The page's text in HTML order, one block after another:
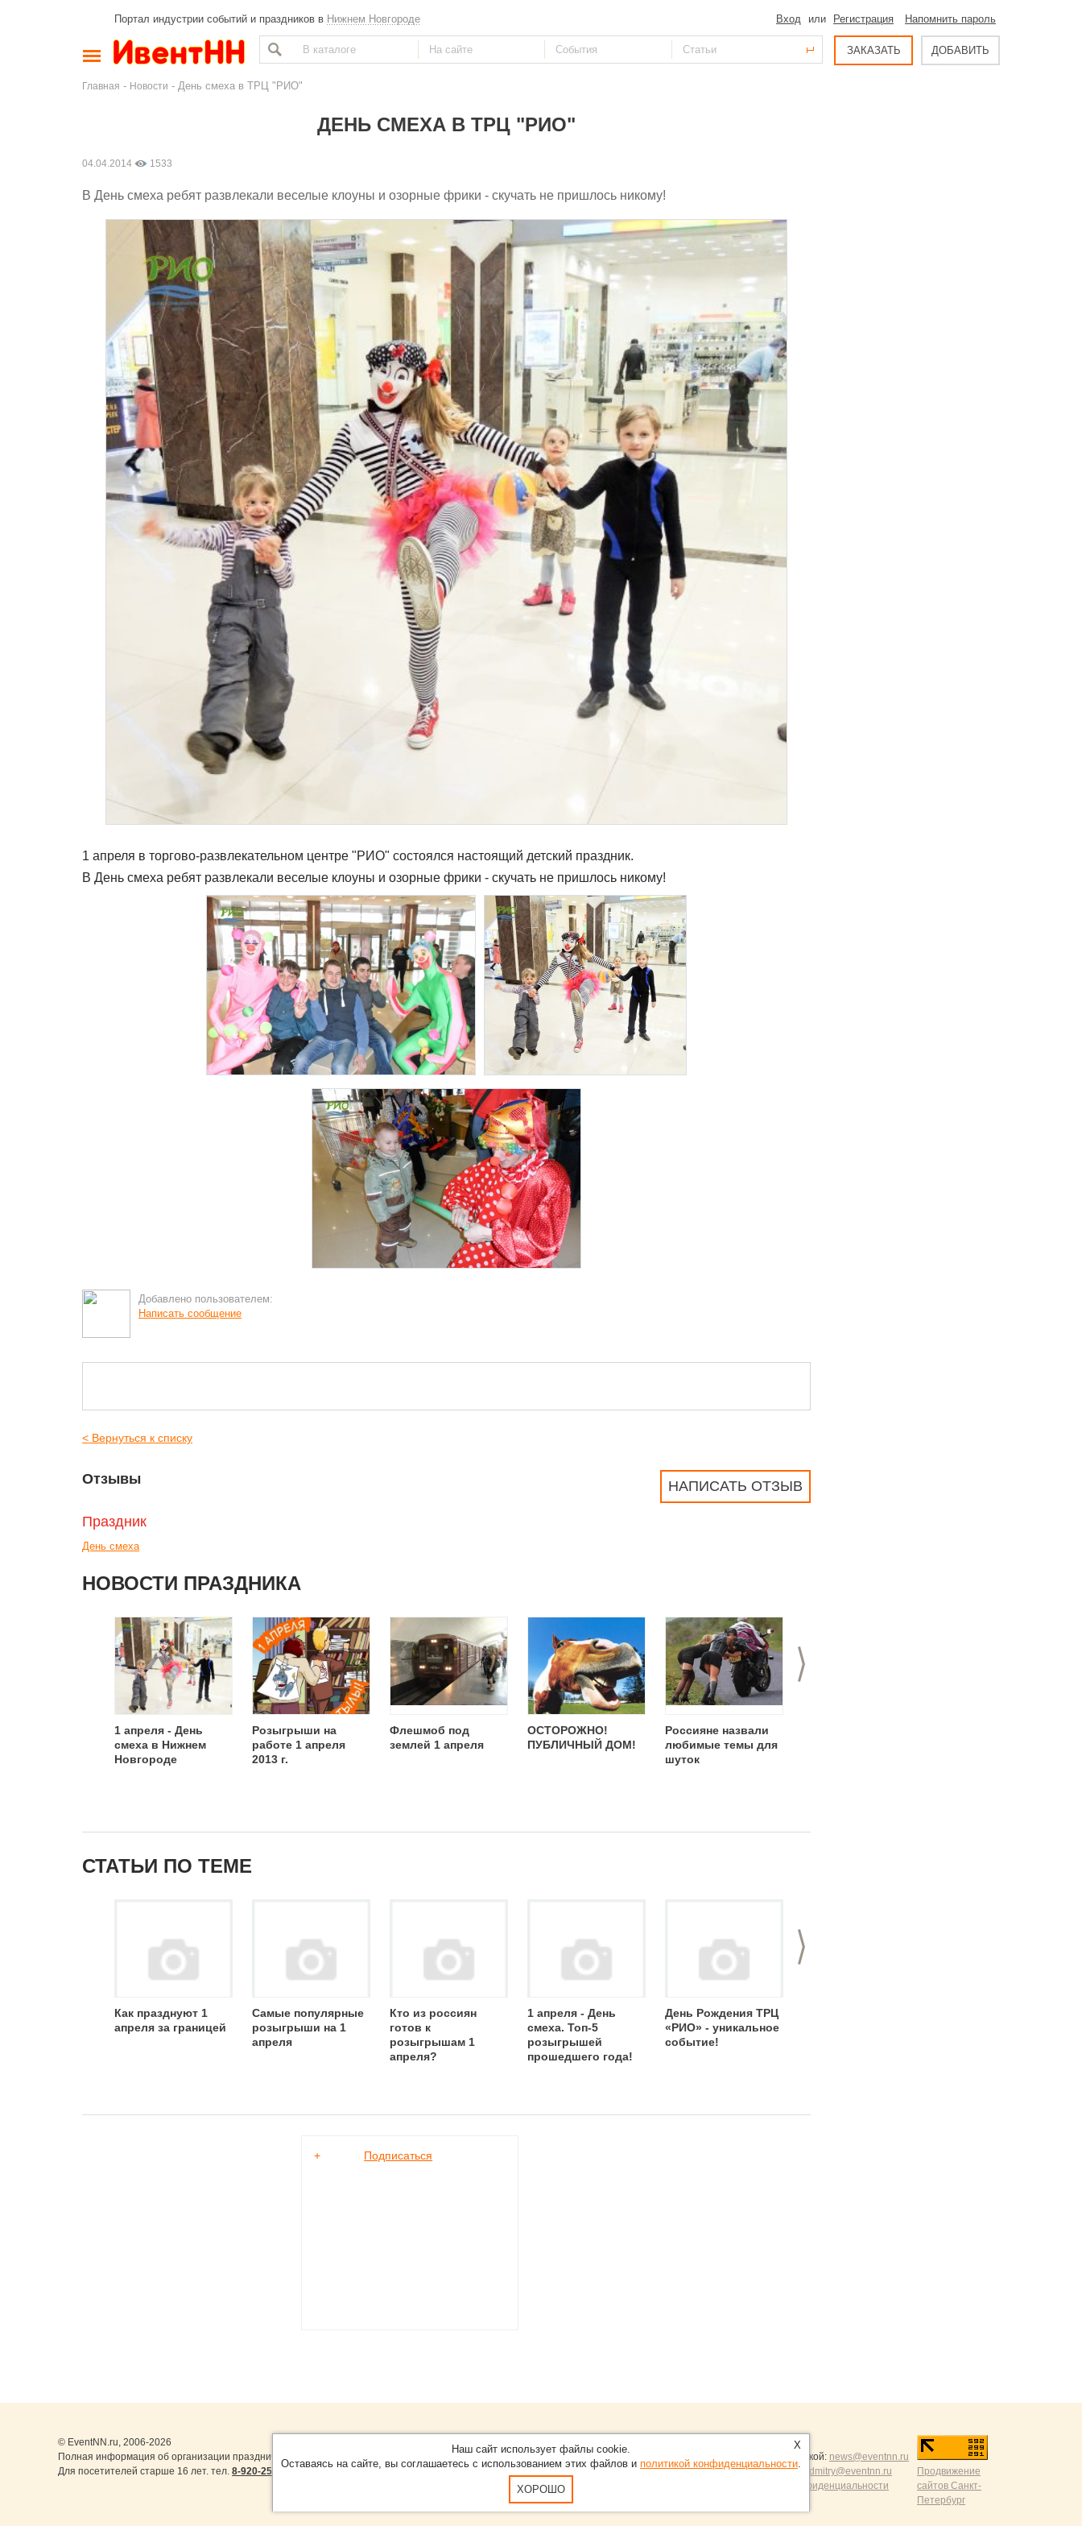
Портал индустрии событий и праздников в Нижнем Новгороде Вход или Регистрация Напомнить пароль
ЗАКАЗАТЬ ДОБАВИТЬ
Главная - Новости - День смеха в ТРЦ "РИО"
ДЕНЬ СМЕХА В ТРЦ "РИО"
04.04.2014 1533
В День смеха ребят развлекали веселые клоуны и озорные фрики - скучать не пришлось никому!
1 апреля в торгово-развлекательном центре "РИО" состоялся настоящий детский праздник.
В День смеха ребят развлекали веселые клоуны и озорные фрики - скучать не пришлось никому!
Добавлено пользователем:
Написать сообщение
< Вернуться к списку
НАПИСАТЬ ОТЗЫВ
Отзывы
Праздник
День смеха
НОВОСТИ ПРАЗДНИКА
>
1 апреля - День
смеха в Нижнем
Новгороде
Розыгрыши на
работе 1 апреля
2013 г.
Флешмоб под
землей 1 апреля
ОСТОРОЖНО!
ПУБЛИЧНЫЙ ДОМ!
Россияне назвали
любимые темы для
шуток
СТАТЬИ ПО ТЕМЕ
>
Как празднуют 1
апреля за границей
Самые популярные
розыгрыши на 1
апреля
Кто из россиян
готов к
розыгрышам 1
апреля?
1 апреля - День
смеха. Топ-5
розыгрышей
прошедшего года!
День Рождения ТРЦ
«РИО» - уникальное
событие!
+ Подписаться
© EventNN.ru, 2006-2026
Полная информация об организации праздничных мероприятий в Нижнем Новгороде.
Для посетителей старше 16 лет. тел. 8-920-253-22-14 8-999-077-15-51
О проекте
Карта сайта
Обращайтесь на портал
С новостями, пресс-релизами и разумной критикой: news@eventnn.ru
По вопросам добавления информации на сайт: dmitry@eventnn.ru
Пользовательское Соглашение и политика конфиденциальности
Продвижение
сайтов Санкт-
Петербург
X
Наш сайт использует файлы cookie.
Оставаясь на сайте, вы соглашаетесь с использованием этих файлов и политикой конфиденциальности.
ХОРОШО